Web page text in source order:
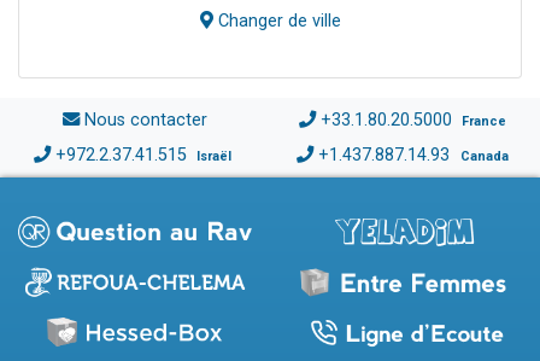
Changer de ville
Nous contacter +33.1.80.20.5000 France
+972.2.37.41.515 Israël +1.437.887.14.93 Canada